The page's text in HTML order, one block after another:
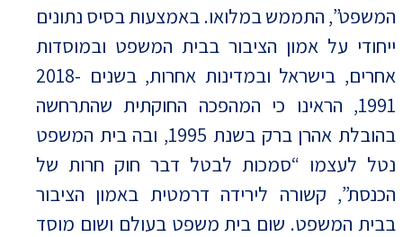
המשפט”, התממש במלואו. באמצעות בסיס נתונים
ייחודי על אמון הציבור בבית המשפט ובמוסדות
אחרים, בישראל ובמדינות אחרות, בשנים 2018-
1991, הראינו כי המהפכה החוקתית שהתרחשה
בהובלת אהרן ברק בשנת 1995, ובה בית המשפט
נטל לעצמו “סמכות לבטל דבר חוק חרות של
הכנסת”, קשורה לירידה דרמטית באמון הציבור
בבית המשפט. שום בית משפט בעולם ושום מוסד